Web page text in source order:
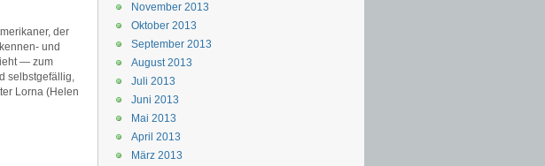
der
und
— zum
selbstgefällig,
Lorna (Helen
November 2013
Oktober 2013
September 2013
August 2013
Juli 2013
Juni 2013
Mai 2013
April 2013
März 2013